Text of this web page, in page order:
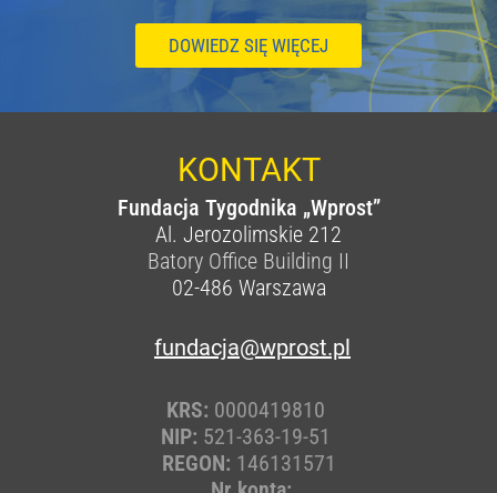
DOWIEDZ SIĘ WIĘCEJ
KONTAKT
Fundacja Tygodnika „Wprost”
Al. Jerozolimskie 212
Batory Office Building II
02-486 Warszawa
fundacja@wprost.pl
KRS: 0000419810
NIP: 521-363-19-51
REGON: 146131571